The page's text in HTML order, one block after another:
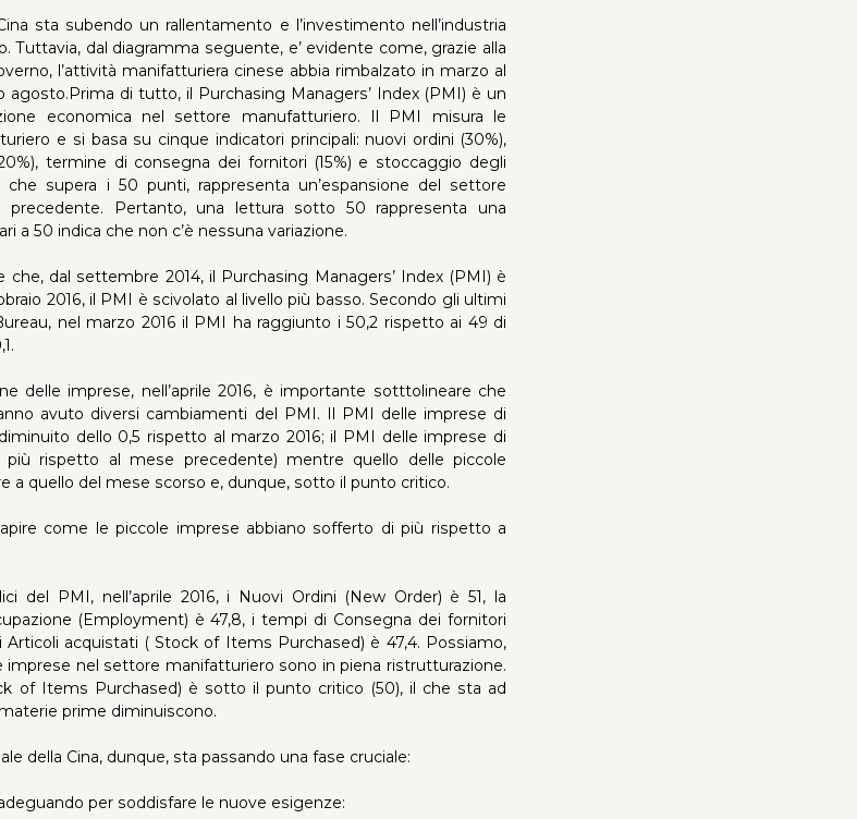
sta subendo un rallentamento e l’investimento nell’industria
Tuttavia, dal diagramma seguente, e’ evidente come, grazie alla
l’attività manifatturiera cinese abbia rimbalzato in marzo al
agosto.Prima di tutto, il Purchasing Managers’ Index (PMI) è un
economica nel settore manufatturiero. Il PMI misura le
e si basa su cinque indicatori principali: nuovi ordini (30%),
termine di consegna dei fornitori (15%) e stoccaggio degli
che supera i 50 punti, rappresenta un’espansione del settore
Pertanto, una lettura sotto 50 rappresenta una
a 50 indica che non c’è nessuna variazione.
che, dal settembre 2014, il Purchasing Managers’ Index (PMI) è
2016, il PMI è scivolato al livello più basso. Secondo gli ultimi
nel marzo 2016 il PMI ha raggiunto i 50,2 rispetto ai 49 di
delle imprese, nell’aprile 2016, è importante sotttolineare che
avuto diversi cambiamenti del PMI. Il PMI delle imprese di
dello 0,5 rispetto al marzo 2016; il PMI delle imprese di
rispetto al mese precedente) mentre quello delle piccole
a quello del mese scorso e, dunque, sotto il punto critico.
come le piccole imprese abbiano sofferto di più rispetto a
del PMI, nell’aprile 2016, i Nuovi Ordini (New Order) è 51, la
(Employment) è 47,8, i tempi di Consegna dei fornitori
Articoli acquistati ( Stock of Items Purchased) è 47,4. Possiamo,
imprese nel settore manifatturiero sono in piena ristrutturazione.
of Items Purchased) è sotto il punto critico (50), il che sta ad
prime diminuiscono.
della Cina, dunque, sta passando una fase cruciale:
per soddisfare le nuove esigenze: